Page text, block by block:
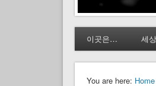
이곳은… 세
You are here: Home